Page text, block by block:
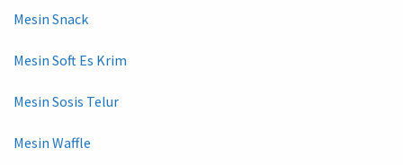
Mesin Snack
Mesin Soft Es Krim
Mesin Sosis Telur
Mesin Waffle